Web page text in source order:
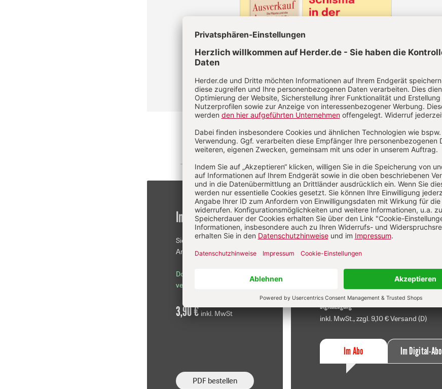
Diesen Artikel jetzt lesen!
Im Einzelkauf
Sie erhalten diesen
Artikel als PDF-Datei.
Download sofort
verfügbar
3,90 €inkl. MwSt
PDF bestellen
Im Abo
Ihr Plus: Zugriff auch auf alle anderen
Artikel im Abo-Bereich
2 Hefte + 2 Hefte digital 0,00 €
danach120,40 € für 7 Ausgaben pro Halbjahr +
Digitalzugang
inkl. MwSt., zzgl. 9,10 € Versand (D)
Im Abo Im Digital-Abo